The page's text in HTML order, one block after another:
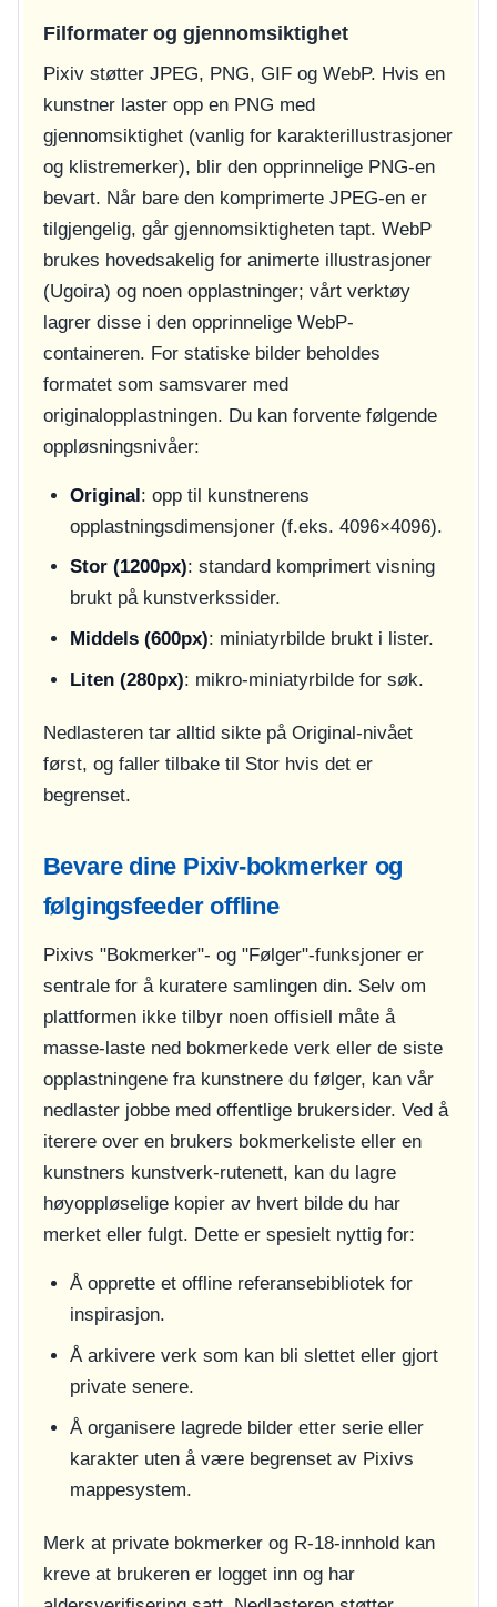
Filformater og gjennomsiktighet
Pixiv støtter JPEG, PNG, GIF og WebP. Hvis en
kunstner laster opp en PNG med
gjennomsiktighet (vanlig for karakterillustrasjoner
og klistremerker), blir den opprinnelige PNG-en
bevart. Når bare den komprimerte JPEG-en er
tilgjengelig, går gjennomsiktigheten tapt. WebP
brukes hovedsakelig for animerte illustrasjoner
(Ugoira) og noen opplastninger; vårt verktøy
lagrer disse i den opprinnelige WebP-
containeren. For statiske bilder beholdes
formatet som samsvarer med
originalopplastningen. Du kan forvente følgende
oppløsningsnivåer:
Original: opp til kunstnerens
opplastningsdimensjoner (f.eks. 4096×4096).
Stor (1200px): standard komprimert visning
brukt på kunstverkssider.
Middels (600px): miniatyrbilde brukt i lister.
Liten (280px): mikro-miniatyrbilde for søk.
Nedlasteren tar alltid sikte på Original-nivået
først, og faller tilbake til Stor hvis det er
begrenset.
Bevare dine Pixiv-bokmerker og
følgingsfeeder offline
Pixivs "Bokmerker"- og "Følger"-funksjoner er
sentrale for å kuratere samlingen din. Selv om
plattformen ikke tilbyr noen offisiell måte å
masse-laste ned bokmerkede verk eller de siste
opplastningene fra kunstnere du følger, kan vår
nedlaster jobbe med offentlige brukersider. Ved å
iterere over en brukers bokmerkeliste eller en
kunstners kunstverk-rutenett, kan du lagre
høyoppløselige kopier av hvert bilde du har
merket eller fulgt. Dette er spesielt nyttig for:
Å opprette et offline referansebibliotek for
inspirasjon.
Å arkivere verk som kan bli slettet eller gjort
private senere.
Å organisere lagrede bilder etter serie eller
karakter uten å være begrenset av Pixivs
mappesystem.
Merk at private bokmerker og R-18-innhold kan
kreve at brukeren er logget inn og har